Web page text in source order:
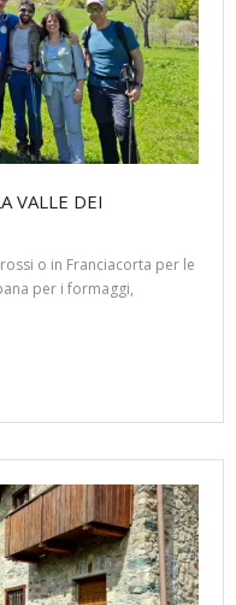
VALLE DEI
o in Franciacorta per le
per i formaggi,